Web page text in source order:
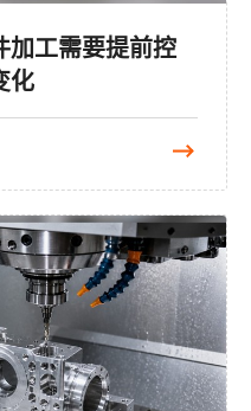
加工需要提前控
化